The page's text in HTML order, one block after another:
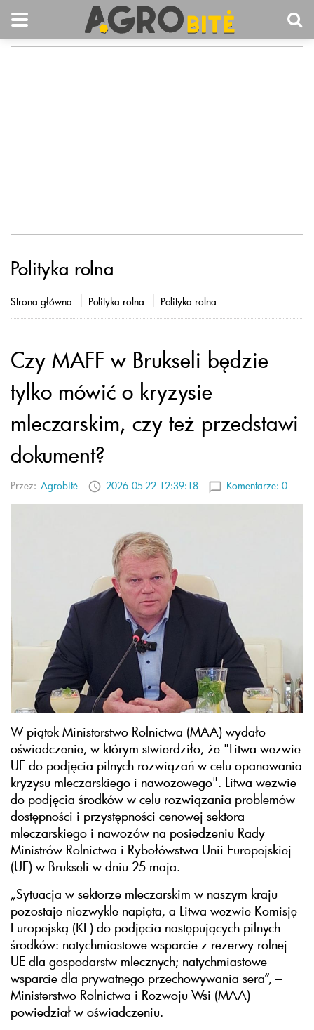
Polityka rolna
Strona główna Polityka rolna Polityka rolna
Czy MAFF w Brukseli będzie
tylko mówić o kryzysie
mleczarskim, czy też przedstawi
dokument?
Przez: Agrobitė 2026-05-22 12:39:18 Komentarze: 0
W piątek Ministerstwo Rolnictwa (MAA) wydało
oświadczenie, w którym stwierdziło, że "Litwa wezwie
UE do podjęcia pilnych rozwiązań w celu opanowania
kryzysu mleczarskiego i nawozowego". Litwa wezwie
do podjęcia środków w celu rozwiązania problemów
dostępności i przystępności cenowej sektora
mleczarskiego i nawozów na posiedzeniu Rady
Ministrów Rolnictwa i Rybołówstwa Unii Europejskiej
(UE) w Brukseli w dniu 25 maja.
„Sytuacja w sektorze mleczarskim w naszym kraju
pozostaje niezwykle napięta, a Litwa wezwie Komisję
Europejską (KE) do podjęcia następujących pilnych
środków: natychmiastowe wsparcie z rezerwy rolnej
UE dla gospodarstw mlecznych; natychmiastowe
wsparcie dla prywatnego przechowywania sera“, –
Ministerstwo Rolnictwa i Rozwoju Wsi (MAA)
powiedział w oświadczeniu.